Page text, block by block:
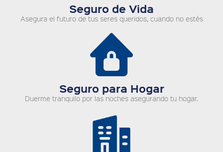
Seguro de Vida
Asegura el futuro de tus seres queridos, cuando no estés
Seguro para Hogar
Duerme tranquilo por las noches asegurando tu hogar.